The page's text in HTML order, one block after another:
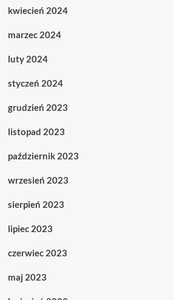
kwiecień 2024
marzec 2024
luty 2024
styczeń 2024
grudzień 2023
listopad 2023
październik 2023
wrzesień 2023
sierpień 2023
lipiec 2023
czerwiec 2023
maj 2023